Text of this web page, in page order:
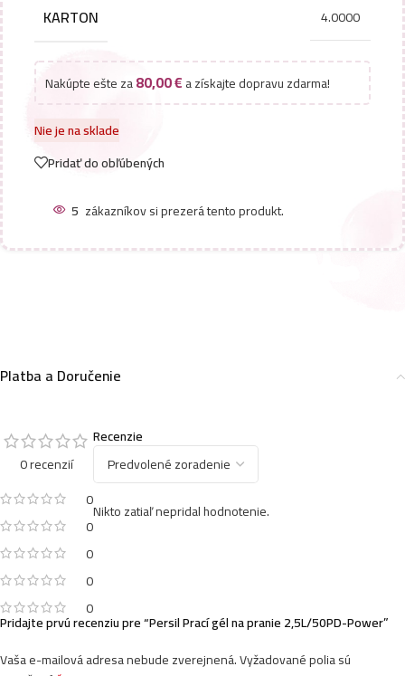
KARTON 4.0000
Nakúpte ešte za80,00€a získajte dopravu zdarma!
Nie je na sklade
Pridať do obľúbených
5 zákazníkov si prezerá tento produkt.
Platba a Doručenie
0 recenzií
0
0
0
0
0
Recenzie
Nikto zatiaľ nepridal hodnotenie.
Pridajte prvú recenziu pre “Persil Prací gél na pranie 2,5L/50PD-Power”
Vaša e-mailová adresa nebude zverejnená.Vyžadované polia sú